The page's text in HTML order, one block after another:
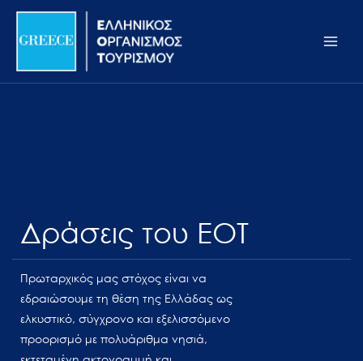
Σημείωση:
ιστότοπος
Μετάβαση
περιεχόμενο
Δράσεις του ΕΟΤ
Πρωταρχικός μας στόχος είναι να
εδραιώσουμε τη θέση της Ελλάδας ως
ελκυστικό, σύγχρονο και εξελισσόμενο
προορισμό με πολυάριθμα νησιά,